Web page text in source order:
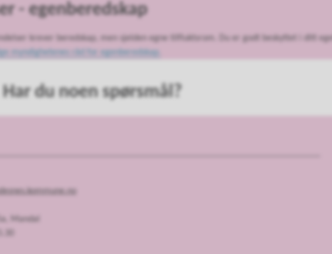
- egenberedskap
krever beredskap, men sjelden egne tilfluktsrom. Du er godt beskyttet i ditt eget
myndighetenes råd for egenberedskap.
Har du noen spørsmål?
Mandal